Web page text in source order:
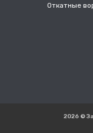
Откатные
2026 ©